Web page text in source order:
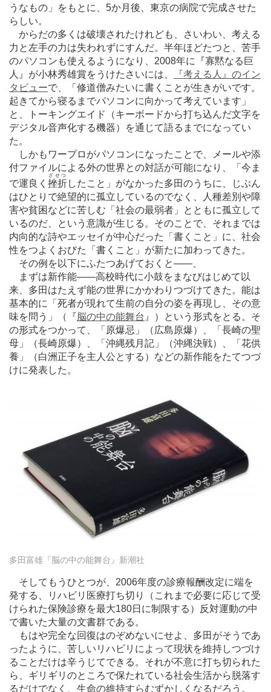
うなもの」をもとに、5か月後、東京の病院で完成させた
らしい。
からだの多くは破壊されたけれども、さいわい、考える
力と左手の力は失われずにすんだ。半年ほどたつと、苦手
のパソコンも使えるようになり、2008年に『寡黙なる巨
人』が小林秀雄賞をうけたさいには、
『考える人』のイン
タビューで、「修道僧みたいに書くことが生きがいです。
起きてから寝るまでパソコンに向かって考えています」
と、トーキングエイド（キーボードから打ち込んだ文字を
デジタル音声化する機器）を通じて語るまでになってい
た。
しかもワープロがパソコンになったことで、メールや添
付ファイルによる外の世界との対話が可能になり、「今ま
で運良く 挫折
ざせつ
したこと」がなかった多田のうちに、じぶん
はひとりで絶望的に孤立しているのでなく、人種差別や障
害や貧困などに苦しむ「社会の最弱者」とともに孤立して
いるのだ、という意識が生じる。そのことで、それまでは
内向的な詩やエッセイが中心だった「書くこと」に、社会
性をつよくおびた「書くこと」が新たに加わってきた。
その例を以下にふたつあげておくと――、
まずは新作能――高校時代に小鼓をまなびはじめて以
来、多田はたえず能の世界にかかわりつづけてきた。能は
基本的に「死者が現れて生前の自分の姿を再現し、その意
味を問う」（『 脳の中の能舞台 』）という形式をとる。そ
の形式をつかって、「原爆忌」（広島原爆）、「長崎の聖
母」（長崎原爆）、「沖縄残月記」（沖縄決戦）、「花供
養」（白洲正子を主人公とする）などの新作能をたてつづ
けに発表した。
多田富雄『脳の中の能舞台』新潮社
そしてもうひとつが、2006年度の診療報酬改定に端を
発する、リハビリ医療打ち切り（これまで必要に応じて受
けられた保険診療を最大180日に制限する）反対運動の中
で書いた大量の文書群である。
もはや完全な回復はのぞめないにせよ、多田がそうであ
ったように、苦しいリハビリによって現状を維持しつづけ
ることだけは辛うじてできる。それが不意に打ち切られた
ら、ギリギリのところで保たれている社会生活から脱落す
るだけでなく、生命の維持すらむずかしくなるだろう。